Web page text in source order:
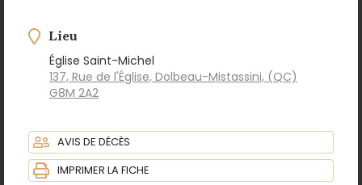
Lieu
Église Saint-Michel
137, Rue de l'Église, Dolbeau-Mistassini, (QC)
G8M 2A2
AVIS DE DÉCÈS
IMPRIMER LA FICHE